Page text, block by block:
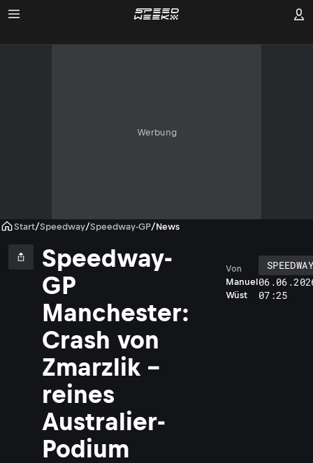
Werbung
Start/Speedway/Speedway-GP/News
Speedway-
GP
Manchester:
Crash von
Zmarzlik –
reines
Australier-
Podium
Manuel
Wüst
Von
07:25